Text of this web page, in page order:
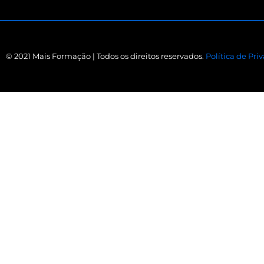
© 2021 Mais Formação | Todos os direitos reservados. Política de